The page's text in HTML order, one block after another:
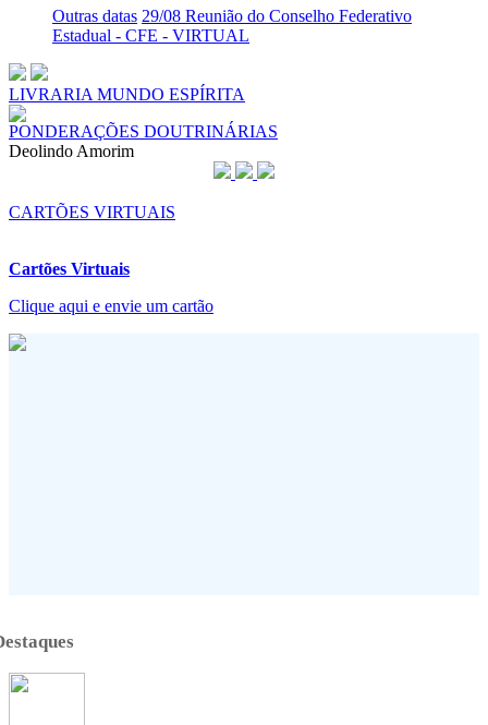
Outras datas 29/08 Reunião do Conselho Federativo
Estadual - CFE - VIRTUAL
LIVRARIA MUNDO ESPÍRITA
PONDERAÇÕES DOUTRINÁRIAS
Deolindo Amorim
CARTÕES VIRTUAIS
Cartões Virtuais
Clique aqui e envie um cartão